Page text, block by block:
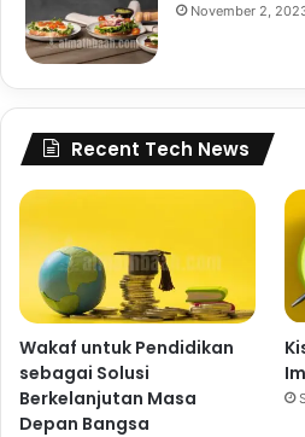
November 2,
Recent Tech News
Wakaf untuk Pendidikan
sebagai Solusi
Berkelanjutan Masa
Depan Bangsa